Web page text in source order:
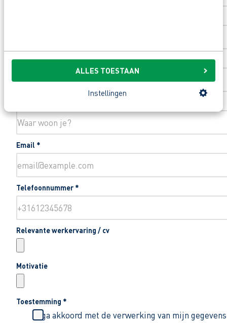
ALLES TOESTAAN
Instellingen
Toevoeging huisnummer
Email *
Telefoonnummer *
Relevante werkervaring / cv
Motivatie
Toestemming *
Ik ga akkoord met de verwerking van mijn